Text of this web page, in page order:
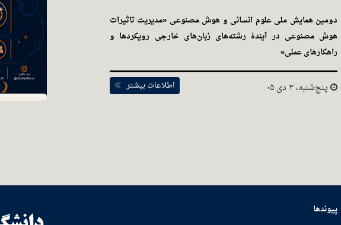
دومین همایش ملی علوم انسانی و هوش مصنوعی «مدیریت تاثیرات
هوش مصنوعی در آیندهٔ رشته‌های زبان‌های خارجی رویکردها و
راهکارهای عملی»
پنج‌شنبه، ۳ دی ۰۵ اطلاعات بیشتر
پیوندها